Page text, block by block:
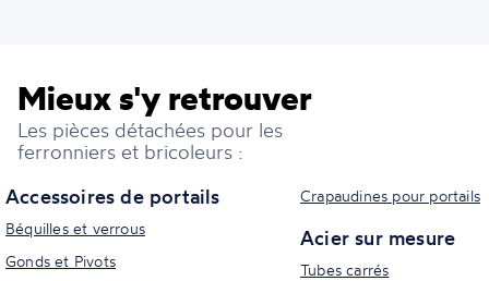
Mieux s'y retrouver
Les pièces détachées pour les
ferronniers et bricoleurs :
Accessoires de portails
Béquilles et verrous
Gonds et Pivots
Crapaudines pour portails
Acier sur mesure
Tubes carrés